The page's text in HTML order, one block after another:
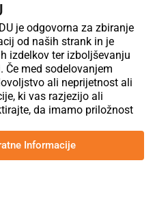
je odgovorna za zbiranje
od naših strank in je
izdelkov ter izboljševanju
Če med sodelovanjem
ali neprijetnost ali
ki vas razjezijo ali
da imamo priložnost
Informacije